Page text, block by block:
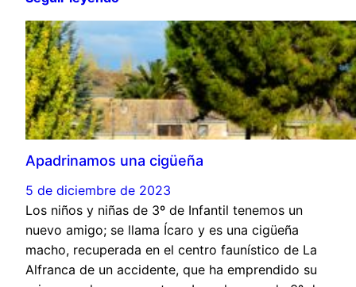
Apadrinamos una cigüeña
5 de diciembre de 2023
Los niños y niñas de 3º de Infantil tenemos un
nuevo amigo; se llama Ícaro y es una cigüeña
macho, recuperada en el centro faunístico de La
Alfranca de un accidente, que ha emprendido su